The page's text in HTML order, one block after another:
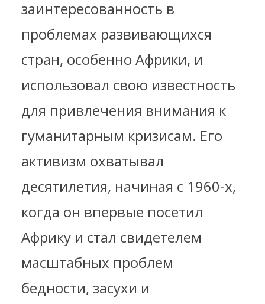
заинтересованность в
проблемах развивающихся
стран, особенно Африки, и
использовал свою известность
для привлечения внимания к
гуманитарным кризисам. Его
активизм охватывал
десятилетия, начиная с 1960-х,
когда он впервые посетил
Африку и стал свидетелем
масштабных проблем
бедности, засухи и